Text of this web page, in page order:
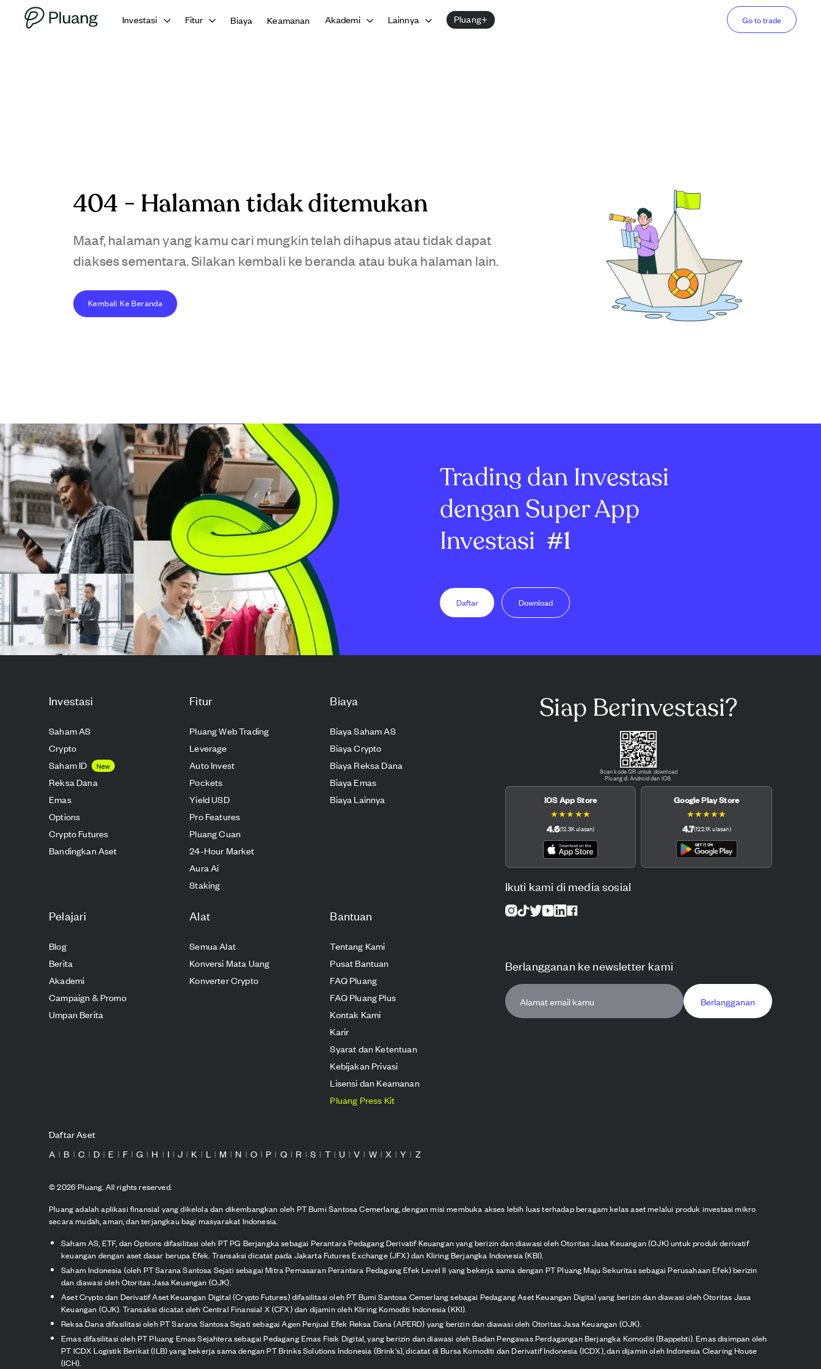
Investasi Fitur Biaya Keamanan Akademi Lainnya Pluang+ Go to trade
404 - Halaman tidak ditemukan
Maaf, halaman yang kamu cari mungkin telah dihapus atau tidak dapat
diakses sementara. Silakan kembali ke beranda atau buka halaman lain.
Kembali Ke Beranda
Trading dan Investasi
dengan Super App
Investasi #1
Daftar Download
Investasi
Saham AS
Crypto
Saham ID
New
Reksa Dana
Emas
Options
Crypto Futures
Bandingkan Aset
Fitur
Pluang Web Trading
Leverage
Auto Invest
Pockets
Yield USD
Pro Features
Pluang Cuan
24-Hour Market
Aura Ai
Staking
Biaya
Biaya Saham AS
Biaya Crypto
Biaya Reksa Dana
Biaya Emas
Biaya Lainnya
Pelajari
Blog
Berita
Akademi
Campaign & Promo
Umpan Berita
Alat
Semua Alat
Konversi Mata Uang
Konverter Crypto
Bantuan
Tentang Kami
Pusat Bantuan
FAQ Pluang
FAQ Pluang Plus
Kontak Kami
Karir
Syarat dan Ketentuan
Kebijakan Privasi
Lisensi dan Keamanan
Pluang Press Kit
Siap Berinvestasi?
Scan kode QR untuk download
Pluang di Android dan iOS.
iOS App Store
★★★ ★★
4.6(12.3Kulasan)
Google Play Store
★★★★★
4.7(122.1Kulasan)
Ikuti kami di media sosial
Berlangganan ke newsletter kami
Berlangganan
Daftar Aset
A | B | C | D | E | F | G | H | I | J | K | L | M | N | O | P | Q | R | S | T | U | V | W | X | Y | Z
©2026Pluang. All rights reserved.
Pluang adalah aplikasi finansial yang dikelola dan dikembangkan oleh PT Bumi Santosa Cemerlang, dengan misi membuka akses lebih luas terhadap beragam kelas aset melalui produk investasi mikro
secara mudah, aman, dan terjangkau bagi masyarakat Indonesia.
Saham AS, ETF, dan Options difasilitasi oleh PT PG Berjangka sebagai Perantara Pedagang Derivatif Keuangan yang berizin dan diawasi oleh Otoritas Jasa Keuangan (OJK) untuk produk derivatif
keuangan dengan aset dasar berupa Efek. Transaksi dicatat pada Jakarta Futures Exchange (JFX) dan Kliring Berjangka Indonesia (KBI).
Saham Indonesia (oleh PT Sarana Santosa Sejati sebagai Mitra Pemasaran Perantara Pedagang Efek Level II yang bekerja sama dengan PT Pluang Maju Sekuritas sebagai Perusahaan Efek) berizin
dan diawasi oleh Otoritas Jasa Keuangan (OJK).
Aset Crypto dan Derivatif Aset Keuangan Digital (Crypto Futures) difasilitasi oleh PT Bumi Santosa Cemerlang sebagai Pedagang Aset Keuangan Digital yang berizin dan diawasi oleh Otoritas Jasa
Keuangan (OJK). Transaksi dicatat oleh Central Finansial X (CFX) dan dijamin oleh Kliring Komoditi Indonesia (KKI).
Reksa Dana difasilitasi oleh PT Sarana Santosa Sejati sebagai Agen Penjual Efek Reksa Dana (APERD) yang berizin dan diawasi oleh Otoritas Jasa Keuangan (OJK).
Emas difasilitasi oleh PT Pluang Emas Sejahtera sebagai Pedagang Emas Fisik Digital, yang berizin dan diawasi oleh Badan Pengawas Perdagangan Berjangka Komoditi (Bappebti). Emas disimpan oleh
PT ICDX Logistik Berikat (ILB) yang bekerja sama dengan PT Brinks Solutions Indonesia (Brink's), dicatat di Bursa Komoditi dan Derivatif Indonesia (ICDX), dan dijamin oleh Indonesia Clearing House
(ICH).